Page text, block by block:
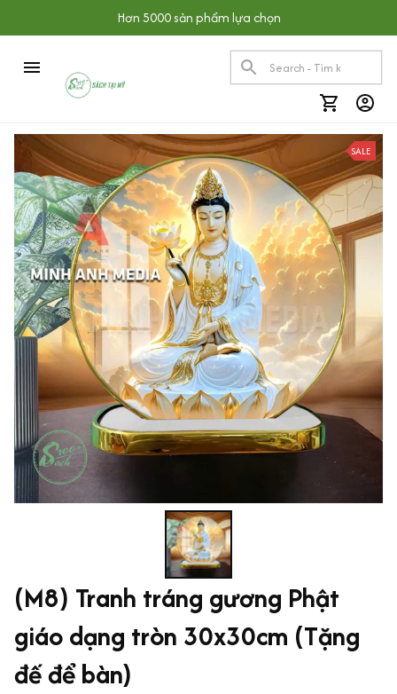
Hơn 5000 sản phẩm lựa chọn
SALE
(M8) Tranh tráng gương Phật
giáo dạng tròn 30x30cm (Tặng
đế để bàn)